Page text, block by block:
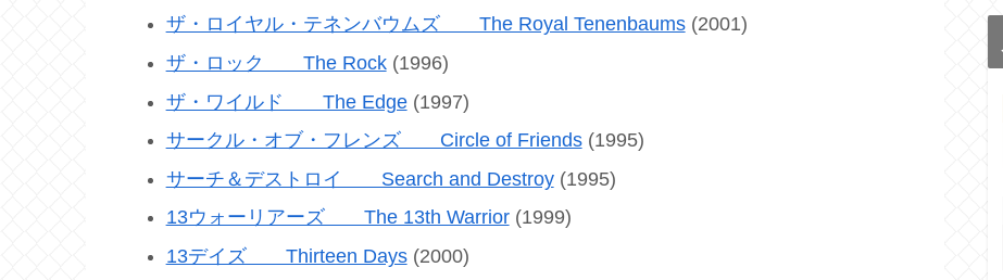
ザ・ロイヤル・テネンバウムズ The Royal Tenenbaums(2001)
ザ・ロック The Rock(1996)
ザ・ワイルド The Edge(1997)
サークル・オブ・フレンズ Circle of Friends(1995)
サーチ＆デストロイ Search and Destroy(1995)
13ウォーリアーズ The 13th Warrior(1999)
13デイズ Thirteen Days(2000)